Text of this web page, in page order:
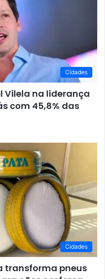
Cidades
Vilela na liderança
com 45,8% das
Cidades
transforma pneus